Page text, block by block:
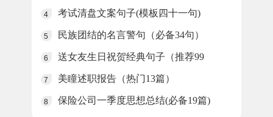
4 考试清盘文案句子(模板四十一句)
5 民族团结的名言警句（必备34句）
6
送女友生日祝贺经典句子（推荐99
7 美瞳述职报告（热门13篇）
8 保险公司一季度思想总结(必备19篇)